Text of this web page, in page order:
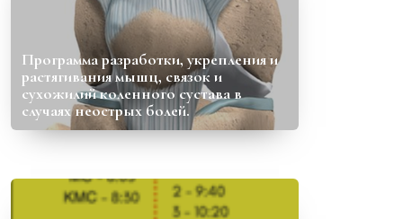
Программа разработки, укрепления и
растягивания мышц, связок и
сухожилий коленного сустава в
случаях неострых болей.